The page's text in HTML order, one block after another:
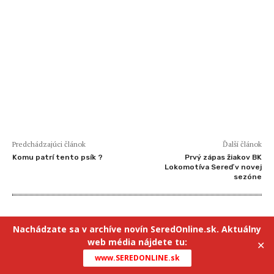
Nachádzate sa v archíve novín SeredOnline.sk. Aktuálny
web média nájdete tu:
www.SEREDONLINE.sk
✕
Predchádzajúci článok
Komu patrí tento psík ?
Ďalší článok
Prvý zápas žiakov BK
Lokomotíva Sereď v novej
sezóne